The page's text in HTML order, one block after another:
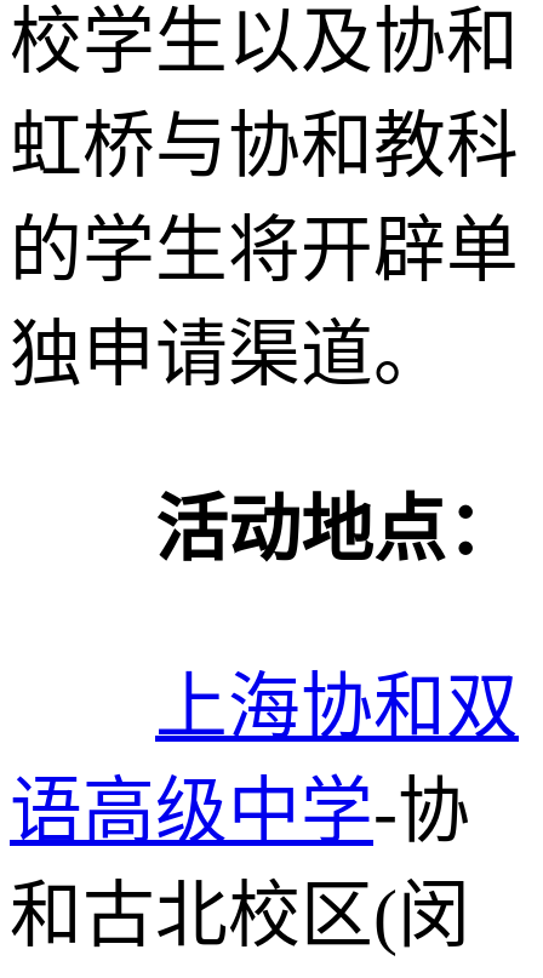
校学生以及协和
虹桥与协和教科
的学生将开辟单
独申请渠道。
活动地点：
上海协和双
语高级中学-协
和古北校区(闵